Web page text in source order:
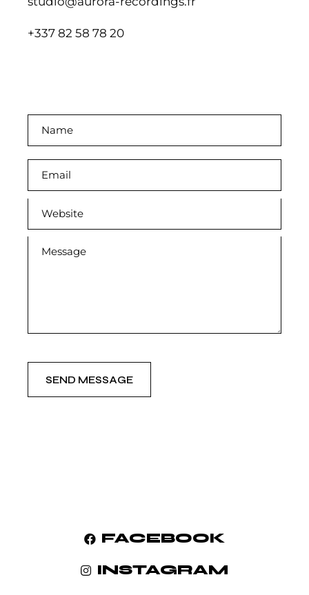
+337 82 58 78 20
SEND MESSAGE
FACEBOOK
INSTAGRAM